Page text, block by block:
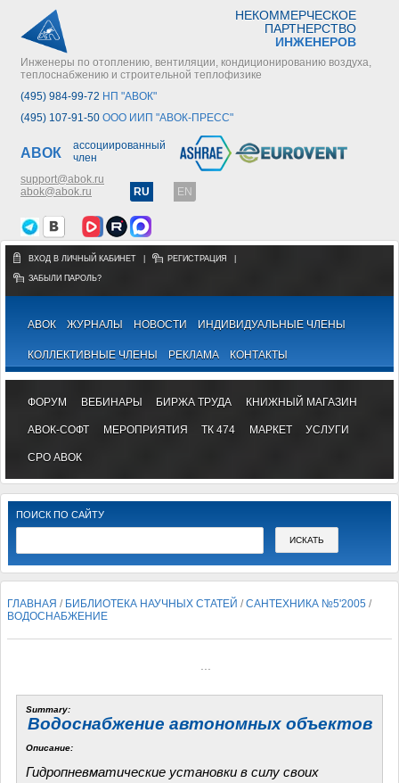
НЕКОММЕРЧЕСКОЕ
ПАРТНЕРСТВО
ИНЖЕНЕРОВ
Инженеры по отоплению, вентиляции, кондиционированию воздуха,
теплоснабжению и строительной теплофизике
(495) 984-99-72 НП "АВОК"
(495) 107-91-50 ООО ИИП "АВОК-ПРЕСС"
АВОК
ассоциированный
член
support@abok.ru
abok@abok.ru
RU EN
ВХОД В ЛИЧНЫЙ КАБИНЕТ РЕГИСТРАЦИЯ
ЗАБЫЛИ ПАРОЛЬ?
АВОК ЖУРНАЛЫ НОВОСТИ ИНДИВИДУАЛЬНЫЕ ЧЛЕНЫ
КОЛЛЕКТИВНЫЕ ЧЛЕНЫ РЕКЛАМА КОНТАКТЫ
ФОРУМ ВЕБИНАРЫ БИРЖА ТРУДА КНИЖНЫЙ МАГАЗИН
АВОК-СОФТ МЕРОПРИЯТИЯ ТК 474 МАРКЕТ УСЛУГИ
СРО АВОК
ПОИСК ПО САЙТУ
ГЛАВНАЯ / БИБЛИОТЕКА НАУЧНЫХ СТАТЕЙ /САНТЕХНИКА №5'2005 /
ВОДОСНАБЖЕНИЕ
Summary:
Водоснабжение автономных объектов
Описание:
Гидропневматические установки в силу своих